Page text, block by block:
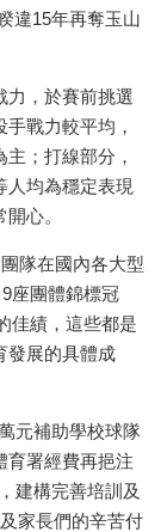
違15年再奪玉山
力，於賽前挑選
戰力較平均，
；打線部分，
人均為穩定表現
心。
隊在國內各大型
座團體錦標冠
佳績，這些都是
發展的具體成
元補助學校球隊
育署經費再挹注
建構完善培訓及
家長們的辛苦付